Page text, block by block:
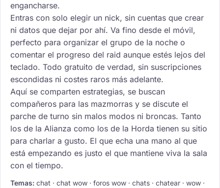
engancharse.
Entras con solo elegir un nick, sin cuentas que crear
ni datos que dejar por ahí. Va fino desde el móvil,
perfecto para organizar el grupo de la noche o
comentar el progreso del raid aunque estés lejos del
teclado. Todo gratuito de verdad, sin suscripciones
escondidas ni costes raros más adelante.
Aquí se comparten estrategias, se buscan
compañeros para las mazmorras y se discute el
parche de turno sin malos modos ni broncas. Tanto
los de la Alianza como los de la Horda tienen su sitio
para charlar a gusto. El que echa una mano al que
está empezando es justo el que mantiene viva la sala
con el tiempo.
Temas: chat · chat wow · foros wow · chats · chatear · wow ·